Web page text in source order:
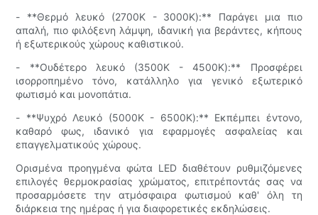
- **Θερμό λευκό (2700K - 3000K):** Παράγει μια πιο
απαλή, πιο φιλόξενη λάμψη, ιδανική για βεράντες, κήπους
ή εξωτερικούς χώρους καθιστικού.
- **Ουδέτερο λευκό (3500K - 4500K):** Προσφέρει
ισορροπημένο τόνο, κατάλληλο για γενικό εξωτερικό
φωτισμό και μονοπάτια.
- **Ψυχρό Λευκό (5000K - 6500K):** Εκπέμπει έντονο,
καθαρό φως, ιδανικό για εφαρμογές ασφαλείας και
επαγγελματικούς χώρους.
Ορισμένα προηγμένα φώτα LED διαθέτουν ρυθμιζόμενες
επιλογές θερμοκρασίας χρώματος, επιτρέποντάς σας να
προσαρμόσετε την ατμόσφαιρα φωτισμού καθ' όλη τη
διάρκεια της ημέρας ή για διαφορετικές εκδηλώσεις.